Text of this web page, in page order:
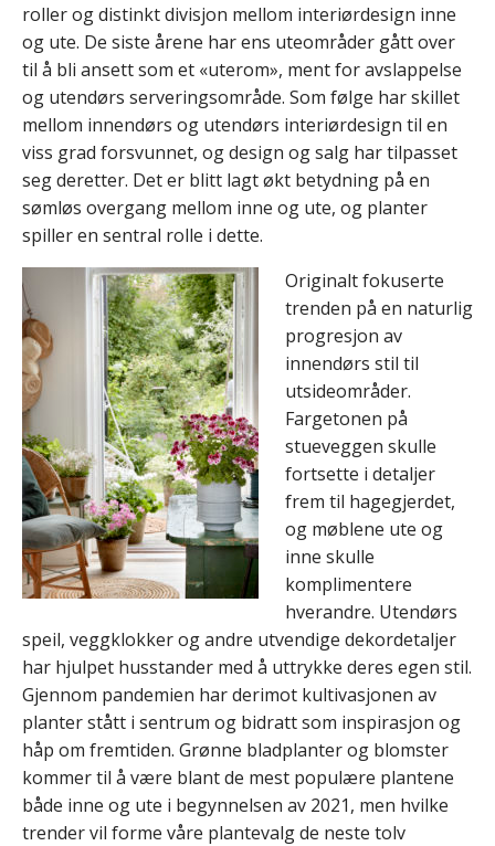
roller og distinkt divisjon mellom interiørdesign inne
og ute. De siste årene har ens uteområder gått over
til å bli ansett som et «uterom», ment for avslappelse
og utendørs serveringsområde. Som følge har skillet
mellom innendørs og utendørs interiørdesign til en
viss grad forsvunnet, og design og salg har tilpasset
seg deretter. Det er blitt lagt økt betydning på en
sømløs overgang mellom inne og ute, og planter
spiller en sentral rolle i dette.
Originalt fokuserte
trenden på en naturlig
progresjon av
innendørs stil til
utsideområder.
Fargetonen på
stueveggen skulle
fortsette i detaljer
frem til hagegjerdet,
og møblene ute og
inne skulle
komplimentere
hverandre. Utendørs
speil, veggklokker og andre utvendige dekordetaljer
har hjulpet husstander med å uttrykke deres egen stil.
Gjennom pandemien har derimot kultivasjonen av
planter stått i sentrum og bidratt som inspirasjon og
håp om fremtiden. Grønne bladplanter og blomster
kommer til å være blant de mest populære plantene
både inne og ute i begynnelsen av 2021, men hvilke
trender vil forme våre plantevalg de neste tolv